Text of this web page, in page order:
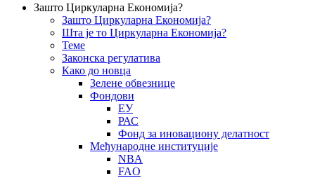
Зашто Циркуларна Економија?
Зашто Циркуларна Економија?
Шта је то Циркуларна Економија?
Теме
Законска регулатива
Како до новца
Зелене обвезнице
Фондови
ЕУ
РАС
Фонд за иновациону делатност
Међународне институције
NBA
FAO